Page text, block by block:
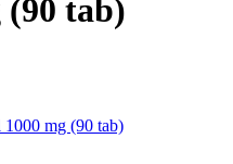
(90 tab)